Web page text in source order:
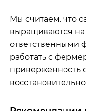
Мы считаем, что
выращиваются на
ответственными
работать с
приверженность